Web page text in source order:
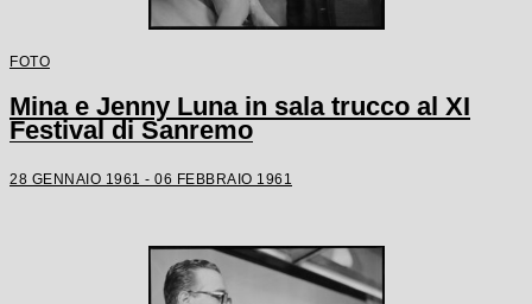
FOTO
Mina e Jenny Luna in sala trucco al XI
Festival di Sanremo
28 GENNAIO 1961 - 06 FEBBRAIO 1961